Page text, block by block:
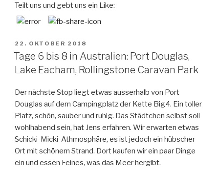
Teilt uns und gebt uns ein Like:
VERÖFFENTLICHT
AM
22. OKTOBER 2018
Tage 6 bis 8 in Australien: Port Douglas,
Lake Eacham, Rollingstone Caravan Park
Der nächste Stop liegt etwas ausserhalb von Port
Douglas auf dem Campingplatz der Kette Big4. Ein toller
Platz, schön, sauber und ruhig. Das Städtchen selbst soll
wohlhabend sein, hat Jens erfahren. Wir erwarten etwas
Schicki-Micki-Athmosphäre, es ist jedoch ein hübscher
Ort mit schönem Strand. Dort kaufen wir ein paar Dinge
ein und essen Feines, was das Meer hergibt.